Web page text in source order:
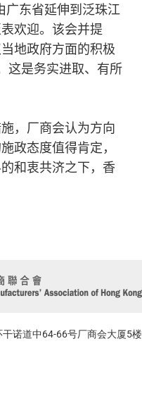
广东省延伸到泛珠江
欢迎。 该会并提
地政府方面的积极
这是务实进取、有所
，厂商会认为方向
政态度值得肯定，
和衷共济之下，香
干诺道中64-66号厂商会大厦5楼